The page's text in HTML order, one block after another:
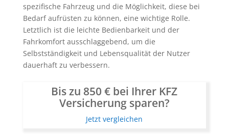
spezifische Fahrzeug und die Möglichkeit, diese bei
Bedarf aufrüsten zu können, eine wichtige Rolle.
Letztlich ist die leichte Bedienbarkeit und der
Fahrkomfort ausschlaggebend, um die
Selbstständigkeit und Lebensqualität der Nutzer
dauerhaft zu verbessern.
Bis zu 850 € bei Ihrer KFZ
Versicherung sparen?
Jetzt vergleichen